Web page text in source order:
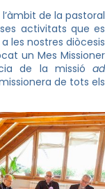
de la pastoral
activitats que es
les nostres diòcesis
un Mes Missioner
de la missió ad
de tots els